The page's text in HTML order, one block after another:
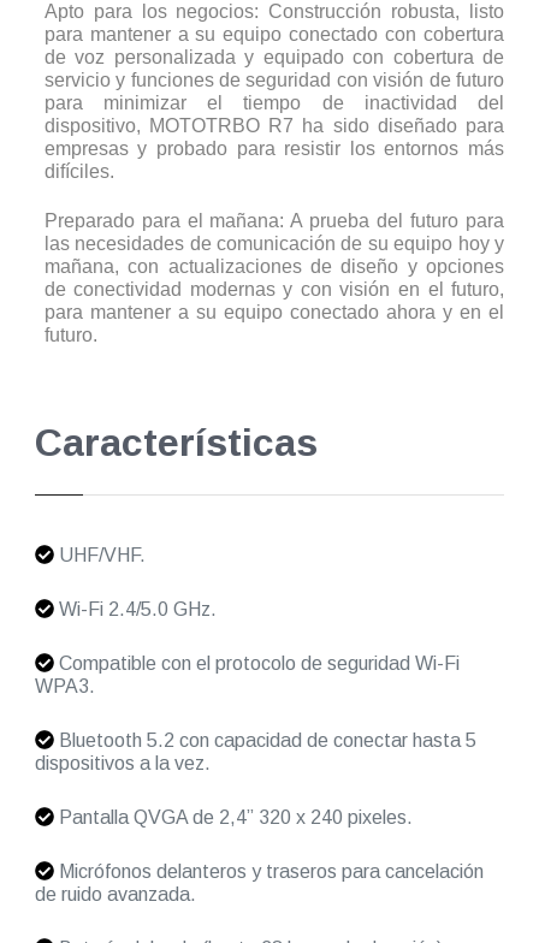
Apto para los negocios: Construcción robusta, listo
para mantener a su equipo conectado con cobertura
de voz personalizada y equipado con cobertura de
servicio y funciones de seguridad con visión de futuro
para minimizar el tiempo de inactividad del
dispositivo, MOTOTRBO R7 ha sido diseñado para
empresas y probado para resistir los entornos más
difíciles.
Preparado para el mañana: A prueba del futuro para
las necesidades de comunicación de su equipo hoy y
mañana, con actualizaciones de diseño y opciones
de conectividad modernas y con visión en el futuro,
para mantener a su equipo conectado ahora y en el
futuro.
Características
UHF/VHF.
Wi-Fi 2.4/5.0 GHz.
Compatible con el protocolo de seguridad Wi-Fi
WPA3.
Bluetooth 5.2 con capacidad de conectar hasta 5
dispositivos a la vez.
Pantalla QVGA de 2,4” 320 x 240 pixeles.
Micrófonos delanteros y traseros para cancelación
de ruido avanzada.